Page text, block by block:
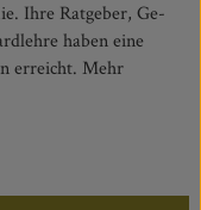
Ihre Ratgeber, Ge-
haben eine
erreicht. Mehr